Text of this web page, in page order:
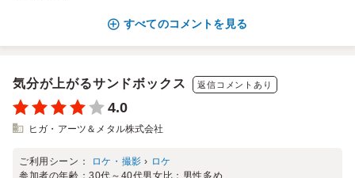
すべてのコメントを見る
気分が上がるサンドボックス 返信コメントあり
4.0
ヒガ・アーツ＆メタル株式会社
ご利用シーン： ロケ・撮影 › ロケ
参加者の年齢：30代～40代男女比： 男性多め